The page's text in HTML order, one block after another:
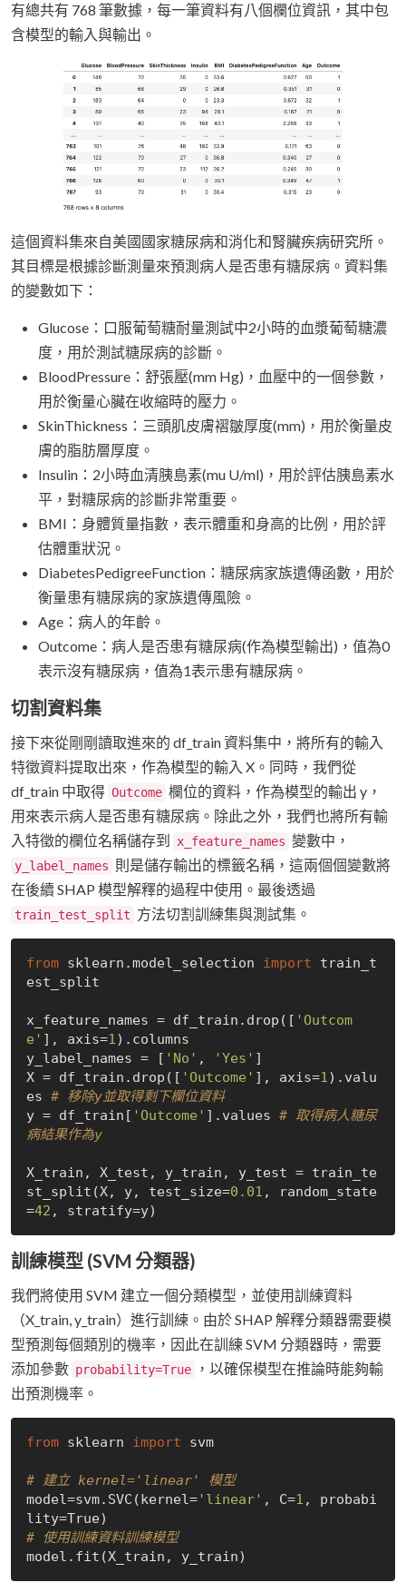
有總共有 768 筆數據，每一筆資料有八個欄位資訊，其中包
含模型的輸入與輸出。
這個資料集來自美國國家糖尿病和消化和腎臟疾病研究所。
其目標是根據診斷測量來預測病人是否患有糖尿病。資料集
的變數如下：
Glucose：口服葡萄糖耐量測試中2小時的血漿葡萄糖濃
度，用於測試糖尿病的診斷。
BloodPressure：舒張壓(mm Hg)，血壓中的一個參數，
用於衡量心臟在收縮時的壓力。
SkinThickness：三頭肌皮膚褶皺厚度(mm)，用於衡量皮
膚的脂肪層厚度。
Insulin：2小時血清胰島素(mu U/ml)，用於評估胰島素水
平，對糖尿病的診斷非常重要。
BMI：身體質量指數，表示體重和身高的比例，用於評
估體重狀況。
DiabetesPedigreeFunction：糖尿病家族遺傳函數，用於
衡量患有糖尿病的家族遺傳風險。
Age：病人的年齡。
Outcome：病人是否患有糖尿病(作為模型輸出)，值為0
表示沒有糖尿病，值為1表示患有糖尿病。
切割資料集
接下來從剛剛讀取進來的 df_train 資料集中，將所有的輸入
特徵資料提取出來，作為模型的輸入 X。同時，我們從
df_train 中取得 Outcome 欄位的資料，作為模型的輸出 y，
用來表示病人是否患有糖尿病。除此之外，我們也將所有輸
入特徵的欄位名稱儲存到
x_feature_names 變數中，
y_label_names 則是儲存輸出的標籤名稱，這兩個個變數將
在後續 SHAP 模型解釋的過程中使用。最後透過
train_test_split 方法切割訓練集與測試集。
from sklearn.model_selection import train_t
est_split
x_feature_names = df_train.drop([ 'Outcom
e' ], axis=1).columns
y_label_names = [ 'No' , 'Yes' ]
X = df_train.drop([ 'Outcome' ], axis=1).valu
es # 移除y並取得剩下欄位資料
y = df_train[ 'Outcome' ].values # 取得病人糖尿
病結果作為y
X_train, X_test, y_train, y_test = train_te
st_split(X, y, test_size=0.01 , random_state
=42
訓練模型 (SVM 分類器)
我們將使用 SVM 建立一個分類模型，並使用訓練資料
（X_train, y_train）進行訓練。由於 SHAP 解釋分類器需要模
型預測每個類別的機率，因此在訓練 SVM 分類器時，需要
添加參數 probability=True
，以確保模型在推論時能夠輸
出預測機率。
from sklearn import svm
# 建立 kernel='linear' 模型
model=svm.SVC(kernel='linear' , C=1 , probabi
lity=True
# 使用訓練資料訓練模型